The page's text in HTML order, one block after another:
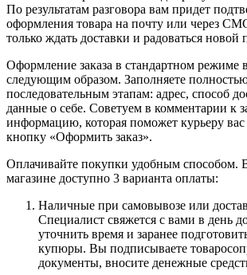
По результатам разговора вам придет
оформления товара на почту или через
только ждать доставки и радоваться новой
Оформление заказа в стандартном режиме
следующим образом. Заполняете
последовательным этапам: адрес, способ
данные о себе. Советуем в комментарии к
информацию, которая поможет курьеру
кнопку «Оформить заказ».
Оплачивайте покупки удобным способом.
магазине доступно 3 варианта оплаты:
Наличные при самовывозе или
Специалист свяжется с вами в день
уточнить время и заранее
купюры. Вы подписываете
документы, вносите денежные